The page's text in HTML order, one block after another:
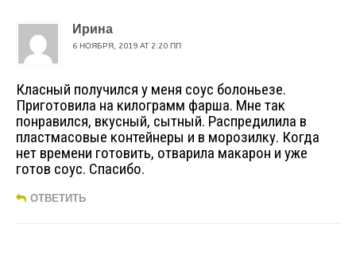
Ирина
6 НОЯБРЯ, 2019 AT 2:20 ПП
Класный получился у меня соус болоньезе.
Приготовила на килограмм фарша. Мне так
понравился, вкусный, сытный. Распредилила в
пластмасовые контейнеры и в морозилку. Когда
нет времени готовить, отварила макарон и уже
готов соус. Спасибо.
ОТВЕТИТЬ